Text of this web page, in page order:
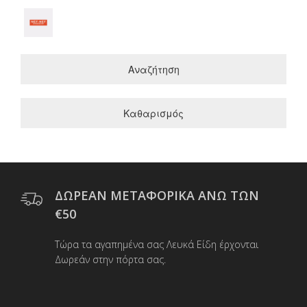
Αναζήτηση
Καθαρισμός
ΔΩΡΕΑΝ ΜΕΤΑΦΟΡΙΚΑ ΑΝΩ ΤΩΝ
€50
Τώρα τα αγαπημένα σας Λευκά Είδη έρχονται
Δωρεάν στην πόρτα σας.